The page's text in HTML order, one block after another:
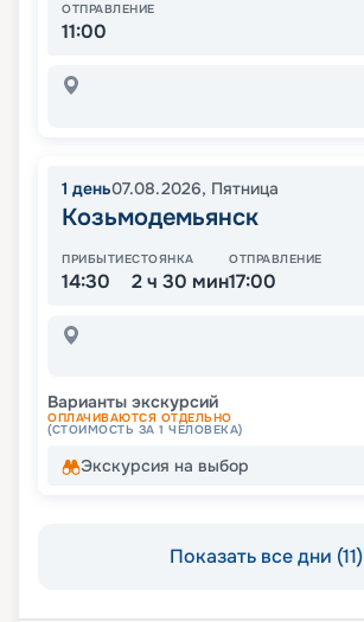
ОТПРАВЛЕНИЕ
11:00
1 день07.08.2026, Пятница
Козьмодемьянск
ПРИБЫТИЕ
14:30
СТОЯНКА
2 ч 30 мин
ОТПРАВЛЕНИЕ
17:00
Варианты экскурсий
ОПЛАЧИВАЮТСЯ ОТДЕЛЬНО
(СТОИМОСТЬ ЗА 1 ЧЕЛОВЕКА)
Экскурсия на выбор
Показать все дни (11)